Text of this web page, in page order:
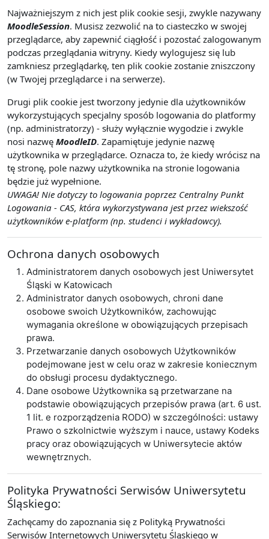
Najważniejszym z nich jest plik cookie sesji, zwykle nazywany
MoodleSession. Musisz zezwolić na to ciasteczko w swojej
przeglądarce, aby zapewnić ciągłość i pozostać zalogowanym
podczas przeglądania witryny. Kiedy wylogujesz się lub
zamkniesz przeglądarkę, ten plik cookie zostanie zniszczony
(w Twojej przeglądarce i na serwerze).
Drugi plik cookie jest tworzony jedynie dla użytkowników
wykorzystujących specjalny sposób logowania do platformy
(np. administratorzy) - służy wyłącznie wygodzie i zwykle
nosi nazwę MoodleID. Zapamiętuje jedynie nazwę
użytkownika w przeglądarce. Oznacza to, że kiedy wrócisz na
tę stronę, pole nazwy użytkownika na stronie logowania
będzie już wypełnione.
UWAGA! Nie dotyczy to logowania poprzez Centralny Punkt
Logowania - CAS, która wykorzystywana jest przez wiekszość
użytkowników e-platform (np. studenci i wykładowcy).
Ochrona danych osobowych
Administratorem danych osobowych jest Uniwersytet
Śląski w Katowicach
Administrator danych osobowych, chroni dane
osobowe swoich Użytkowników, zachowując
wymagania określone w obowiązujących przepisach
prawa.
Przetwarzanie danych osobowych Użytkowników
podejmowane jest w celu oraz w zakresie koniecznym
do obsługi procesu dydaktycznego.
Dane osobowe Użytkownika są przetwarzane na
podstawie obowiązujących przepisów prawa (art. 6 ust.
1 lit. e rozporządzenia RODO) w szczególności: ustawy
Prawo o szkolnictwie wyższym i nauce, ustawy Kodeks
pracy oraz obowiązujących w Uniwersytecie aktów
wewnętrznych.
Polityka Prywatności Serwisów Uniwersytetu
Śląskiego:
Zachęcamy do zapoznania się z Polityką Prywatności
Serwisów Internetowych Uniwersytetu Śląskiego w